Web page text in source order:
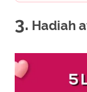
3. Hadiah